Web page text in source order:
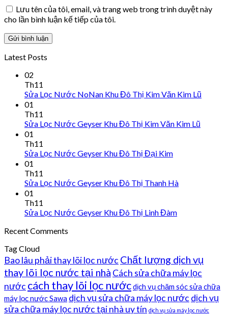
Lưu tên của tôi, email, và trang web trong trình duyệt này
cho lần bình luận kế tiếp của tôi.
Latest Posts
02
Th11
Sửa Lọc Nước NoNan Khu Đô Thị Kim Văn Kim Lũ
01
Th11
Sửa Lọc Nước Geyser Khu Đô Thị Kim Văn Kim Lũ
01
Th11
Sửa Lọc Nước Geyser Khu Đô Thị Đại Kim
01
Th11
Sửa Lọc Nước Geyser Khu Đô Thị Thanh Hà
01
Th11
Sửa Lọc Nước Geyser Khu Đô Thị Linh Đàm
Recent Comments
Tag Cloud
Bao lâu phải thay lõi lọc nước Chất lượng dịch vụ
thay lõi lọc nước tại nhà Cách sửa chữa máy lọc
nước cách thay lõi lọc nướcdịch vụ chăm sóc sửa chữa
máy lọc nước Sawa dịch vụ sửa chữa máy lọc nước dịch vụ
sửa chữa máy lọc nước tại nhà uy tín dịch vụ sửa máy lọc nước